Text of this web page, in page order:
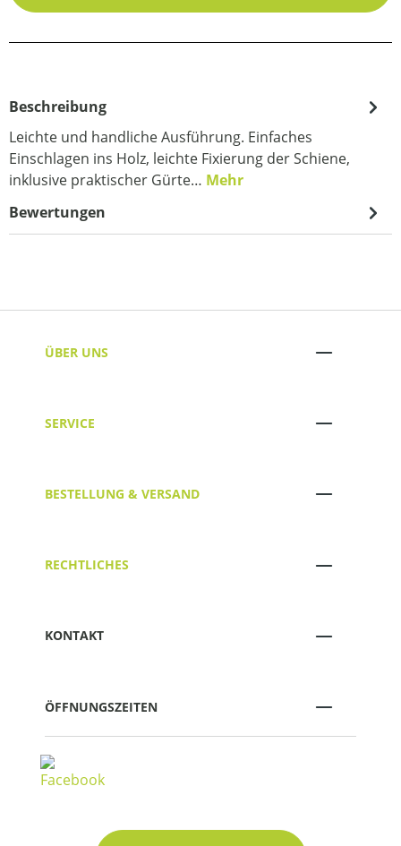
Beschreibung
Leichte und handliche Ausführung. Einfaches
Einschlagen ins Holz, leichte Fixierung der Schiene,
inklusive praktischer Gürte… Mehr
Bewertungen
ÜBER UNS
SERVICE
BESTELLUNG & VERSAND
RECHTLICHES
KONTAKT
ÖFFNUNGSZEITEN